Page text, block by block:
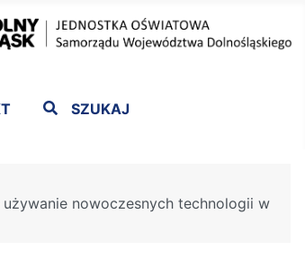
SZUKAJ
nowoczesnych technologii w